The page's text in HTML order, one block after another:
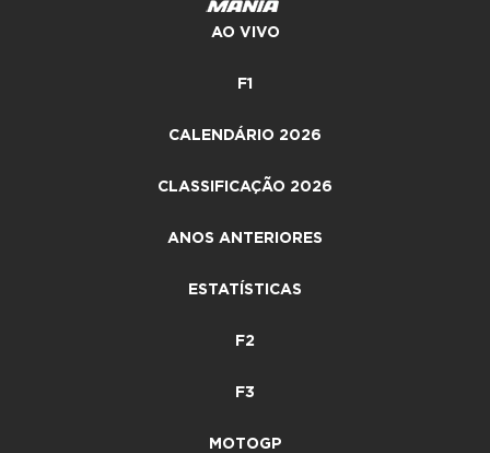
AO VIVO
F1
CALENDÁRIO 2026
CLASSIFICAÇÃO 2026
ANOS ANTERIORES
ESTATÍSTICAS
F2
F3
MOTOGP